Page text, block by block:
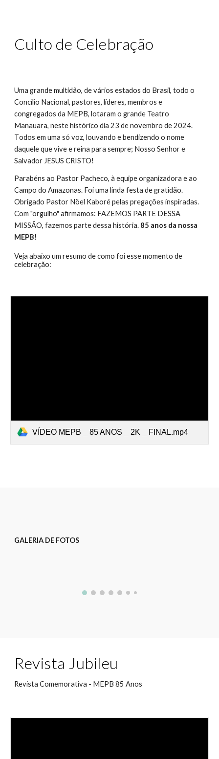
Culto de Celebração
Uma grande multidão, devários estados do Brasil, todo o
Concílio Nacional, pastores, líderes, membros e
congregados da MEPB, lotaram o grande Teatro
Manauara, neste histórico dia 23 de novembro de 2024.
Todos em uma só voz, louvando e bendizendo o nome
daquele que vive e reina para sempre; Nosso Senhor e
Salvador JESUS CRISTO!
Parabéns ao Pastor Pacheco, à equipe organizadora eao
Campo do Amazonas. Foi uma linda festa de gratidão.
Obrigado Pastor Nöel Kaborépelas pregações inspiradas.
Com "orgulho" afirmamos: FAZEMOS PARTE DESSA
MISSÃO, fazemos parte dessa história. 85 anos da nossa
MEPB!
Veja abaixo um resumo de como foi esse momento de
celebração:
VÍDEO MEPB _ 85 ANOS _ 2K _ FINAL.mp4
GALERIA DE FOTOS
Revista Jubileu
Revista Comemorativa - MEPB 85 Anos